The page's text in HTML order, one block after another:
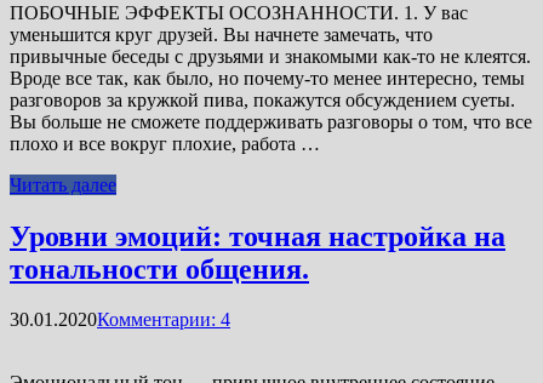
ПОБОЧНЫЕ ЭФФЕКТЫ ОСОЗНАННОСТИ. 1. У вас
уменьшится круг друзей. Вы начнете замечать, что
привычные беседы с друзьями и знакомыми как-то не клеятся.
Вроде все так, как было, но почему-то менее интересно, темы
разговоров за кружкой пива, покажутся обсуждением суеты.
Вы больше не сможете поддерживать разговоры о том, что все
плохо и все вокруг плохие, работа …
Читать далее
Уровни эмоций: точная настройка на
тональности общения.
30.01.2020Комментарии: 4